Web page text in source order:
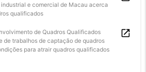
e comercial de Macau acerca
qualificados
de Quadros Qualificados
de trabalhos de captação de quadros
para atrair quadros qualificados